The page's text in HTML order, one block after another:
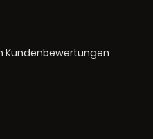
Kundenbewertungen